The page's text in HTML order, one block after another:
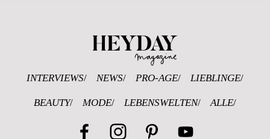
INTERVIEWS NEWS PRO-AGE LIEBLINGE
BEAUTY MODE LEBENSWELTEN ALLE